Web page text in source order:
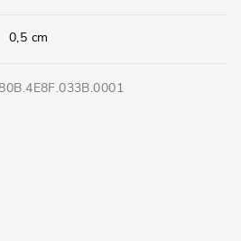
0,5 cm